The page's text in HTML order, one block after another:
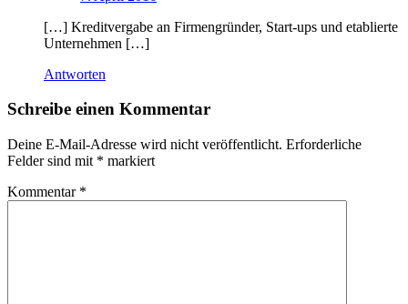
[…] Kreditvergabe an Firmengründer, Start-ups und etablierte
Unternehmen […]
Antworten
Schreibe einen Kommentar
Deine E-Mail-Adresse wird nicht veröffentlicht. Erforderliche
Felder sind mit * markiert
Kommentar *